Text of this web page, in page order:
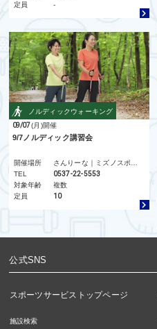
定員
-
ノルディックウォーキング
09/07(月)開催
9/7ノルディック講習会
開催場所
さんりーな｜ミズノスポーツサービス
TEL
0537-22-5553
対象年齢
複数
定員
10
公式SNS
スポーツサービストップページ
施設検索